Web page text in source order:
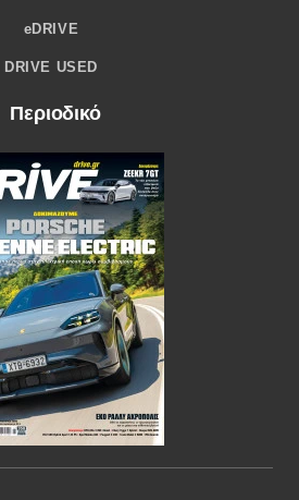
eDRIVE
DRIVE USED
Περιοδικό